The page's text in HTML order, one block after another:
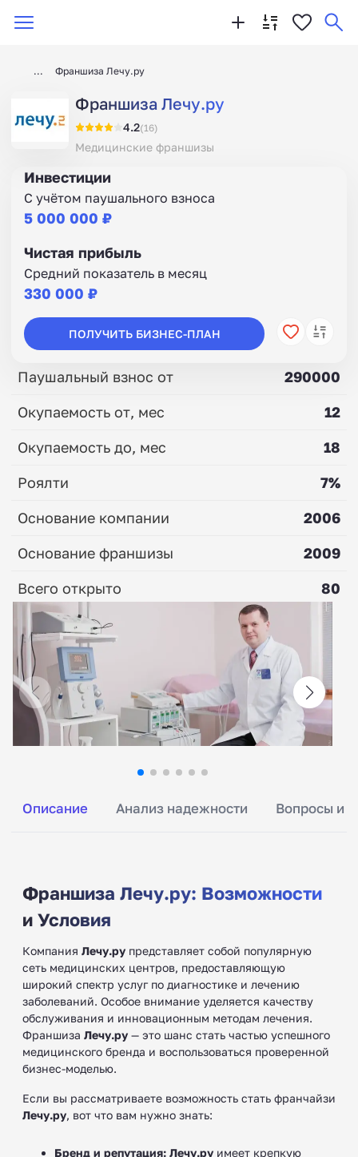
Франшиза Лечу.ру
Франшиза Лечу.ру
4.2(16)
Медицинские франшизы
Описание Анализ надежности Вопросы и
Франшиза Лечу.ру: Возможности
и Условия
Компания Лечу.ру представляет собой популярную
сеть медицинских центров, предоставляющую
широкий спектр услуг по диагностике и лечению
заболеваний. Особое внимание уделяется качеству
обслуживания и инновационным методам лечения.
Франшиза Лечу.ру — это шанс стать частью успешного
медицинского бренда и воспользоваться проверенной
бизнес-моделью.
Если вы рассматриваете возможность стать франчайзи
Лечу.ру, вот что вам нужно знать:
Бренд и репутация: Лечу.ру имеет крепкую
Инвестиции
С учётом паушального взноса
5 000 000 ₽
Чистая прибыль
Средний показатель в месяц
330 000 ₽
ПОЛУЧИТЬ БИЗНЕС-ПЛАН
Паушальный взнос от
290000
Окупаемость от, мес
12
Окупаемость до, мес
18
Роялти
7%
Основание компании
2006
Основание франшизы
2009
Всего открыто
80